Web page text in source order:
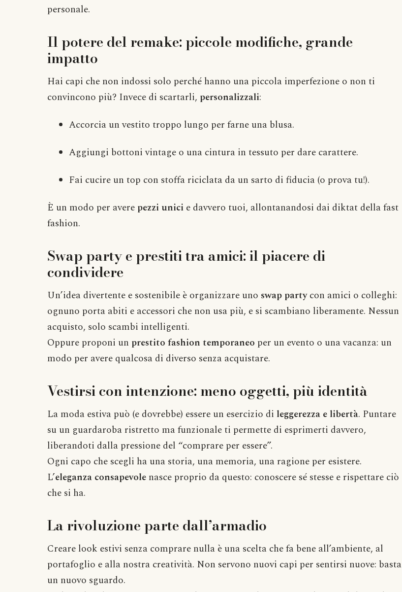
personale.
Il potere del remake: piccole modifiche, grande
impatto
Hai capi che non indossi solo perché hanno una piccola imperfezione o non ti
convincono più? Invece di scartarli, personalizzali:
Accorcia un vestito troppo lungo per farne una blusa.
Aggiungi bottoni vintage o una cintura in tessuto per dare carattere.
Fai cucire un top con stoffa riciclata da un sarto di fiducia (o prova tu!).
È un modo per avere pezzi unici e davvero tuoi, allontanandosi dai diktat della fast
fashion.
Swap party e prestiti tra amici: il piacere di
condividere
Un’idea divertente e sostenibile è organizzare uno swap partycon amici o colleghi:
ognuno porta abiti e accessori che non usa più, e si scambiano liberamente. Nessun
acquisto, solo scambi intelligenti.
Oppure proponi un prestito fashion temporaneo per un evento o una vacanza: un
modo per avere qualcosa di diverso senza acquistare.
Vestirsi con intenzione: meno oggetti, più identità
La moda estiva può (e dovrebbe) essere un esercizio di leggerezza e libertà. Puntare
su un guardaroba ristretto ma funzionale ti permette di esprimerti davvero,
liberandoti dalla pressione del “comprare per essere”.
Ogni capo che scegli ha una storia, una memoria, una ragione per esistere.
L’eleganza consapevole nasce proprio da questo: conoscere sé stesse e rispettare ciò
che si ha.
La rivoluzione parte dall’armadio
Creare look estivi senza comprare nulla è una scelta che fa bene all’ambiente, al
portafoglio e alla nostra creatività. Non servono nuovi capi per sentirsi nuove: basta
un nuovo sguardo.